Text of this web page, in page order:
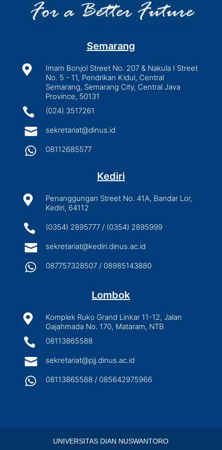
Semarang

Imam Bonjol Street No. 207 & Nakula I Street
No. 5 - 11, Pendrikan Kidul, Central
Semarang, Semarang City, Central Java
Province, 50131
 (024) 3517261
 sekretariat@dinus.id
 08112685577
Kediri

Penanggungan Street No. 41A, Bandar Lor,
Kediri, 64112
 (0354) 2895777 / (0354) 2895999
 sekretariat@kediri.dinus.ac.id
 087757328507 / 08985143880
Lombok

Komplek Ruko Grand Linkar 11-12, Jalan
Gajahmada No. 170, Mataram, NTB
 08113865588
 sekretariat@pjj.dinus.ac.id
 08113865588 / 085642975966
UNIVERSITAS DIAN NUSWANTORO